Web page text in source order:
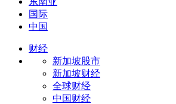
国际
中国
财经
新加坡股市
新加坡财经
全球财经
中国财经